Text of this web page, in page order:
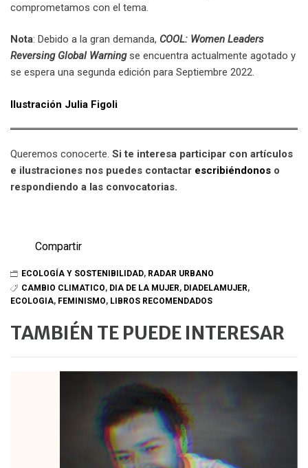
comprometamos con el tema.
Nota: Debido a la gran demanda, COOL: Women Leaders
Reversing Global Warningse encuentra actualmente agotado y
se espera una segunda edición para Septiembre 2022.
Ilustración Julia Figoli
Queremos conocerte. Si te interesa participar con artículos
e ilustraciones nos puedes contactar escribiéndonos o
respondiendo a las convocatorias.
Compartir
ECOLOGÍA Y SOSTENIBILIDAD, RADAR URBANO
CAMBIO CLIMATICO, DIA DE LA MUJER, DIADELAMUJER,
ECOLOGIA, FEMINISMO, LIBROS RECOMENDADOS
TAMBIÉN TE PUEDE INTERESAR